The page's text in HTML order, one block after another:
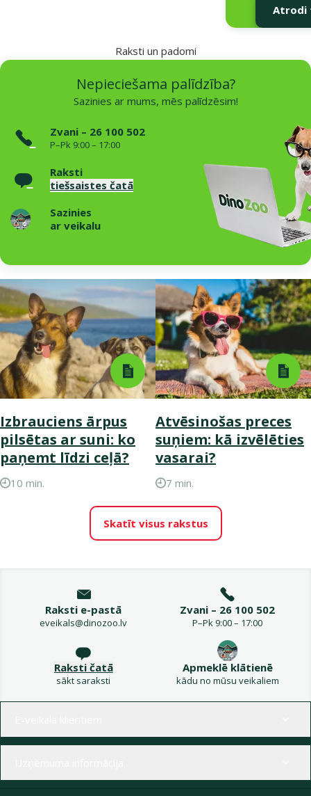
Atrodi
Raksti un padomi
Nepieciešama palīdzība?
Sazinies ar mums, mēs palīdzēsim!
Zvani – 26 100 502
P–Pk 9:00 – 17:00
Raksti
tiešsaistes čatā
Sazinies
ar veikalu
Izbrauciens ārpus
pilsētas ar suni: ko
paņemt līdzi ceļā?
10 min.
Atvēsinošas preces
suņiem: kā izvēlēties
vasarai?
7 min.
Skatīt visus rakstus
Raksti e-pastā
eveikals@dinozoo.lv
Zvani – 26 100 502
P–Pk 9:00 – 17:00
Raksti čatā
sākt saraksti
Apmeklē klātienē
kādu no mūsu veikaliem